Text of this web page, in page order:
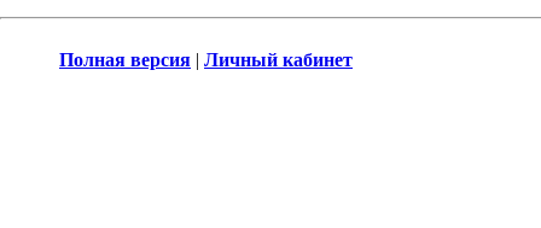
Полная версия | Личный кабинет